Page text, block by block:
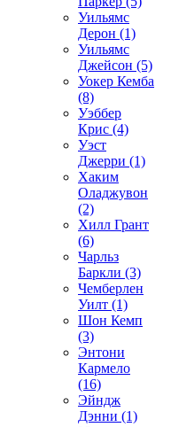
Уильямс
Дерон (1)
Уильямс
Джейсон (5)
Уокер Кемба
(8)
Уэббер
Крис (4)
Уэст
Джерри (1)
Хаким
Оладжувон
(2)
Хилл Грант
(6)
Чарльз
Баркли (3)
Чемберлен
Уилт (1)
Шон Кемп
(3)
Энтони
Кармело
(16)
Эйндж
Дэнни (1)